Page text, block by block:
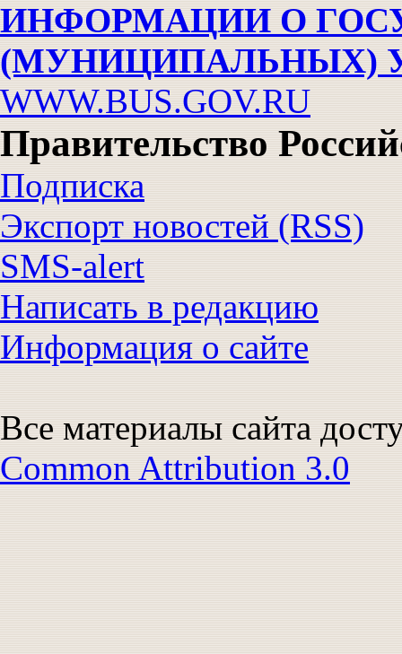
ИНФОРМАЦИИ О
(МУНИЦИПАЛЬНЫХ)
WWW.BUS.GOV.RU
Правительство
Подписка
Экспорт новостей (RSS)
SMS-alert
Написать в редакцию
Информация о сайте
Все материалы сайта
Common Attribution 3.0